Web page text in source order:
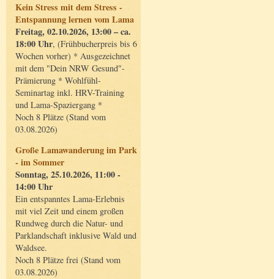
Kein Stress mit dem Stress -
Entspannung lernen vom Lama
Freitag, 02.10.2026, 13:00 – ca.
18:00 Uhr, (Frühbucherpreis bis 6
Wochen vorher) * Ausgezeichnet
mit dem "Dein NRW Gesund"-
Prämierung * Wohlfühl-
Seminartag inkl. HRV-Training
und Lama-Spaziergang *
Noch 8 Plätze (Stand vom
03.08.2026)
Große Lamawanderung im Park
- im Sommer
Sonntag, 25.10.2026, 11:00 -
14:00 Uhr
Ein entspanntes Lama-Erlebnis
mit viel Zeit und einem großen
Rundweg durch die Natur- und
Parklandschaft inklusive Wald und
Waldsee.
Noch 8 Plätze frei (Stand vom
03.08.2026)